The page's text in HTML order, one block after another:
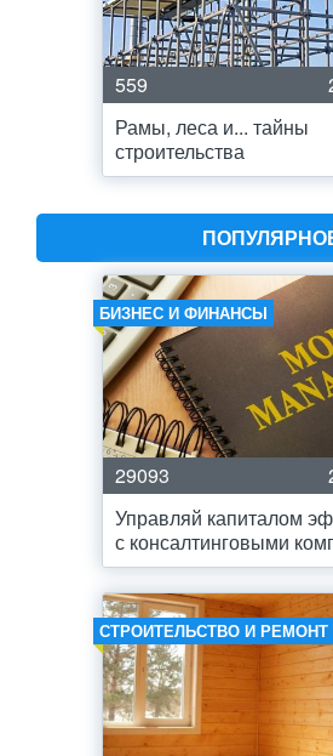
559
Рамы, леса и... тайны
строительства
БИЗНЕС И ФИНАНСЫ
29093
Управляй капиталом
с консалтинговыми
СТРОИТЕЛЬСТВО И РЕМОНТ